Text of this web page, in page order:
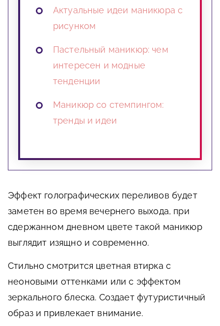
Актуальные идеи маникюра с
рисунком
Пастельный маникюр: чем
интересен и модные
тенденции
Маникюр со стемпингом:
тренды и идеи
Эффект голографических переливов будет
заметен во время вечернего выхода, при
сдержанном дневном цвете такой маникюр
выглядит изящно и современно.
Стильно смотрится цветная втирка с
неоновыми оттенками или с эффектом
зеркального блеска. Создает футуристичный
образ и привлекает внимание.